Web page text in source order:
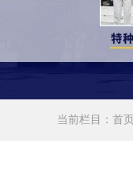
当前栏目： 首页